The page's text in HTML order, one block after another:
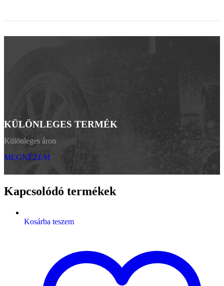
KÜLÖNLEGES TERMÉK
Különleges áron
MEGNÉZEM
Kapcsolódó termékek
Kosárba teszem